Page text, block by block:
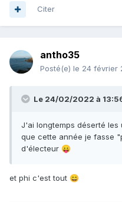
Citer
antho35
Posté(e) le 24 février
Le 24/02/2022 à
J'ai longtemps déserté les
que cette année je fasse
d'électeur 😛
et phi c'est tout 😄